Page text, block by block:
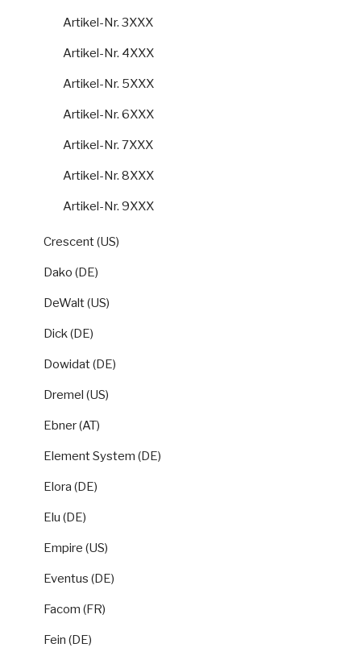
Artikel-Nr. 3XXX
Artikel-Nr. 4XXX
Artikel-Nr. 5XXX
Artikel-Nr. 6XXX
Artikel-Nr. 7XXX
Artikel-Nr. 8XXX
Artikel-Nr. 9XXX
Crescent (US)
Dako (DE)
DeWalt (US)
Dick (DE)
Dowidat (DE)
Dremel (US)
Ebner (AT)
Element System (DE)
Elora (DE)
Elu (DE)
Empire (US)
Eventus (DE)
Facom (FR)
Fein (DE)